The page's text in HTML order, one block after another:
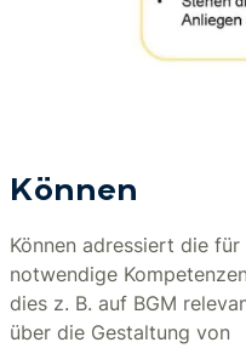
Können
Können adressiert die
notwendige
dies z. B. auf BGM
über die Gestaltung von